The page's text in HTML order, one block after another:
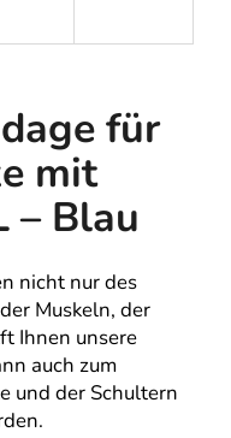
für
mit
– Blau
nicht nur des
Muskeln, der
Ihnen unsere
auch zum
und der Schultern